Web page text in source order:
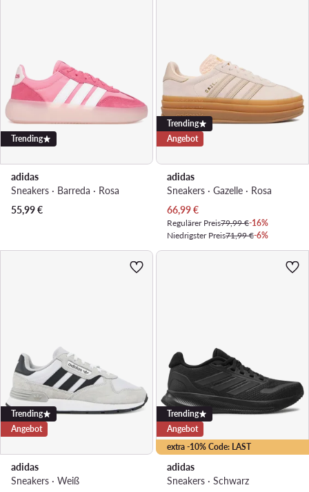
Trending
adidas
Sneakers · Barreda · Rosa
55,99€
Trending
Angebot
adidas
Sneakers · Gazelle · Rosa
Aktueller Preis
66,99€
Regulärer Preis79,99 €-16%
Niedrigster Preis71,99 €-6%
Trending
Angebot
adidas
Sneakers · Weiß
extra -10% Code: LAST
Trending
Angebot
adidas
Sneakers · Schwarz